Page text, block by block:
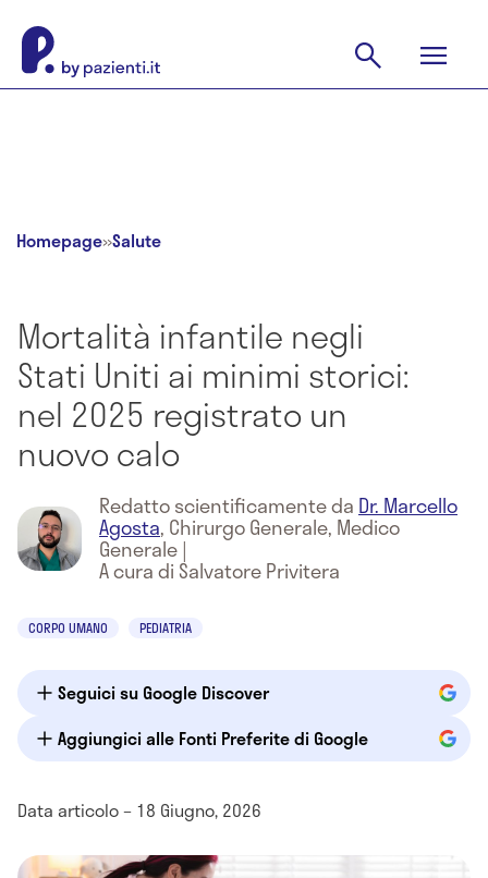
Homepage»Salute
Mortalità infantile negli
Stati Uniti ai minimi storici:
nel 2025 registrato un
nuovo calo
Redatto scientificamente da Dr. Marcello
Agosta, Chirurgo Generale, Medico
Generale|
A cura di Salvatore Privitera
CORPO UMANO PEDIATRIA
Seguici su Google Discover
Aggiungici alle Fonti Preferite di Google
Data articolo – 18 Giugno, 2026